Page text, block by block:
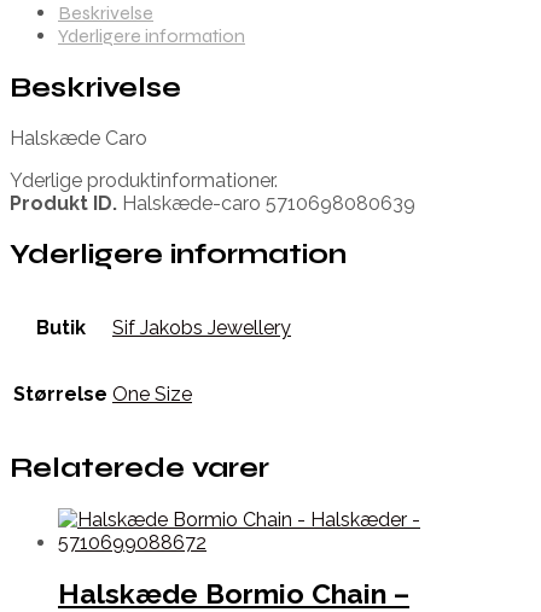
Beskrivelse
Yderligere information
Beskrivelse
Halskæde Caro
Yderlige produktinformationer.
Produkt ID. Halskæde-caro 5710698080639
Yderligere information
Butik Sif Jakobs Jewellery
Størrelse One Size
Relaterede varer
Halskæde Bormio Chain –